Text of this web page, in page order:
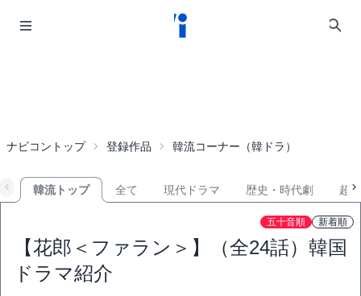
ナビコントップ 登録作品 韓流コーナー（韓ドラ）
韓流トップ 全て 現代ドラマ 歴史・時代劇 超
五十音順 新着順
【花郎＜ファラン＞】（全24話）韓国
ドラマ紹介